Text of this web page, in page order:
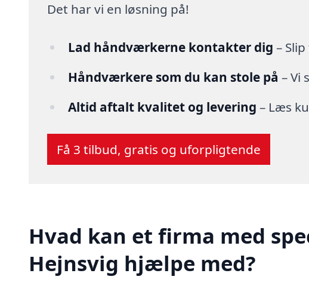
Det har vi en løsning på!
Lad håndværkerne kontakter dig –
Håndværkere som du kan stole på – Vi
Altid aftalt kvalitet og levering – Læs
Få 3 tilbud, gratis og uforpligtende
Hvad kan et firma med
Hejnsvig hjælpe med?